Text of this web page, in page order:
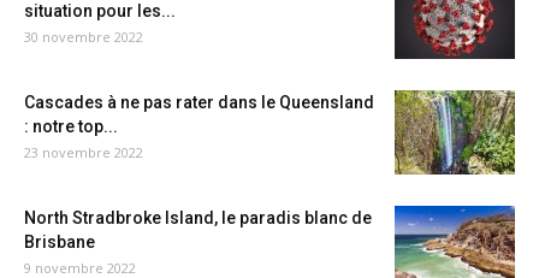
situation pour les...
30 novembre 2022
Cascades à ne pas rater dans le Queensland
: notre top...
23 novembre 2022
North Stradbroke Island, le paradis blanc de
Brisbane
9 novembre 2022